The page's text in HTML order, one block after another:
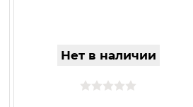
Нет в наличии